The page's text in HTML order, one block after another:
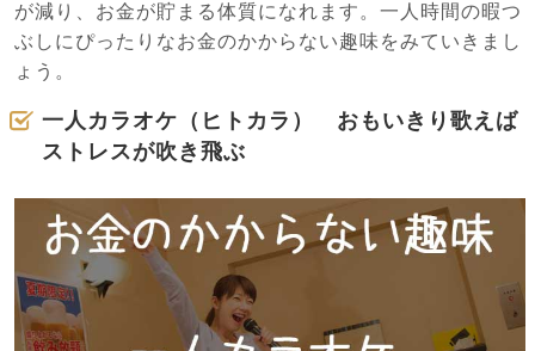
が減り、お金が貯まる体質になれます。一人時間の暇つ
ぶしにぴったりなお金のかからない趣味をみていきまし
ょう。
一人カラオケ（ヒトカラ） おもいきり歌えば
ストレスが吹き飛ぶ